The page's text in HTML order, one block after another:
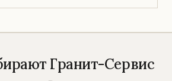
Гранит-Сервис